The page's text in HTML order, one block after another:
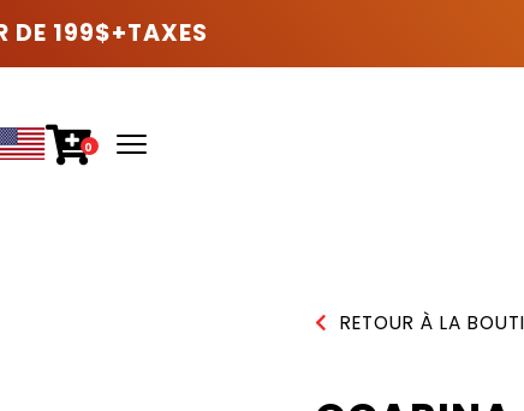
DE 199$+TAXES
0
RETOUR À LA